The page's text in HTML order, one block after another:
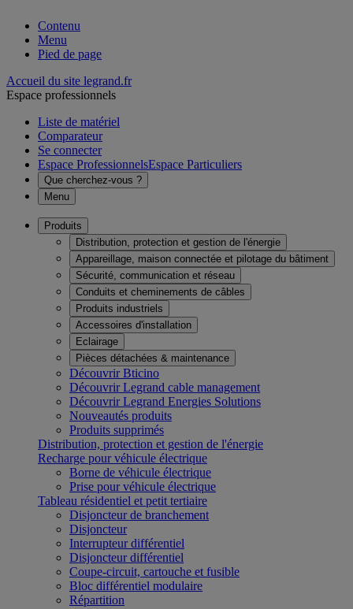
Contenu
Menu
Pied de page
Accueil du site legrand.fr
Espace professionnels
Liste de matériel
Comparateur
Se connecter
Espace ProfessionnelsEspace Particuliers
Que cherchez-vous ?
Menu
Produits
Distribution, protection et gestion de l'énergie
Appareillage, maison connectée et pilotage du bâtiment
Sécurité, communication et réseau
Conduits et cheminements de câbles
Produits industriels
Accessoires d'installation
Eclairage
Pièces détachées & maintenance
Découvrir Bticino
Découvrir Legrand cable management
Découvrir Legrand Energies Solutions
Nouveautés produits
Produits supprimés
Distribution, protection et gestion de l'énergie
Recharge pour véhicule électrique
Borne de véhicule électrique
Prise pour véhicule électrique
Tableau résidentiel et petit tertiaire
Disjoncteur de branchement
Disjoncteur
Interrupteur différentiel
Disjoncteur différentiel
Coupe-circuit, cartouche et fusible
Bloc différentiel modulaire
Répartition